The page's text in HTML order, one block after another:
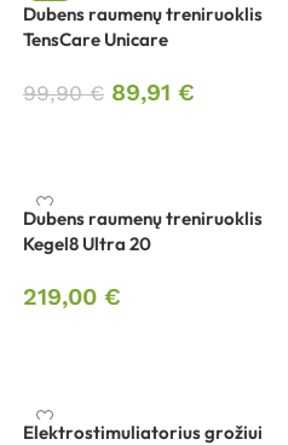
Dubens raumenų treniruoklis
TensCare Unicare
99,90€ 89,91 €
Dubens raumenų treniruoklis
Kegel8 Ultra 20
219,00 €
Elektrostimuliatorius grožiui